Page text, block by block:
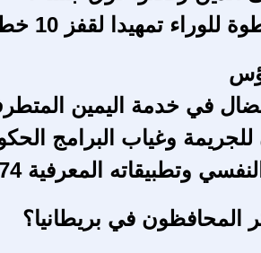
تمهيدا لقفز 10 خطوات للامام-2
في خدمة اليمين
للجريمة وغياب البرامج
وتطبيقاته المعرفية 74
المحافظون في بريطانيا؟